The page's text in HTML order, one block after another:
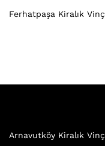
Ferhatpaşa Kiralık Vinç
Arnavutköy Kiralık Vinç